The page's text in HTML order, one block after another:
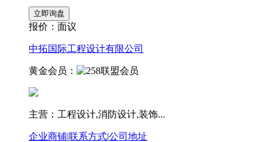
报价： 面议
中拓国际工程设计有限公司
黄金会员：
主营：工程设计,消防设计,装饰...
企业商铺|联系方式|公司地址